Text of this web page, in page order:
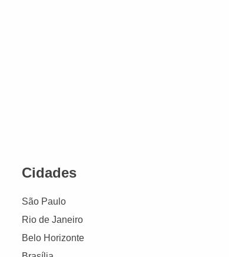
Cidades
São Paulo
Rio de Janeiro
Belo Horizonte